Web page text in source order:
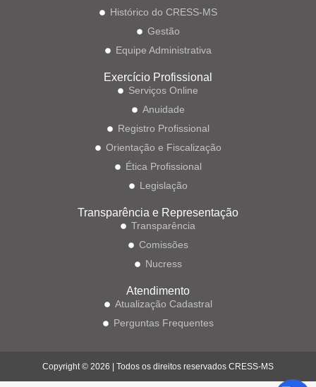
Histórico do CRESS-MS
Gestão
Equipe Administrativa
Exercício Profissional
Serviços Online
Anuidade
Registro Profissional
Orientação e Fiscalização
Ética Profissional
Legislação
Transparência e Representação
Transparência
Comissões
Nucress
Atendimento
Atualização Cadastral
Perguntas Frequentes
Copyright © 2026 | Todos os direitos reservados CRESS-MS